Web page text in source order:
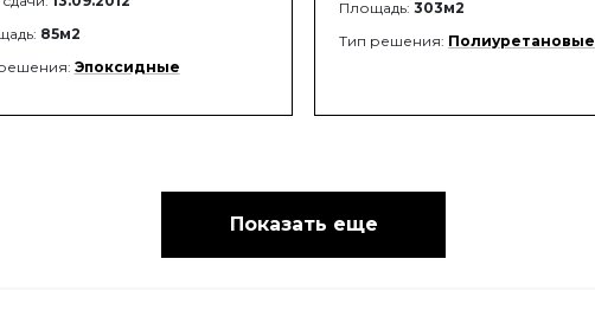
85м2
Эпоксидные
Площадь: 303м2
Тип решения: Полиуретановые
Показать еще